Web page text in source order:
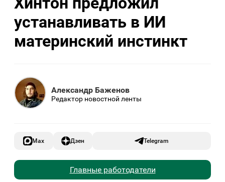
устанавливать в ИИ
материнский инстинкт
Александр Баженов
Редактор новостной ленты
Max Дзен Telegram
Главные работодатели